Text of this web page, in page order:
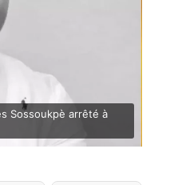
Sossoukpè arrêté à